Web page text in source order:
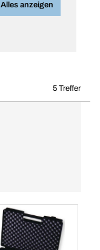
Alles anzeigen
5 Treffer